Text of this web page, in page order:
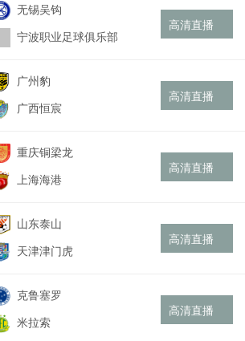
无锡吴钩
宁波职业足球俱乐部
高清直播
广州豹
广西恒宸
高清直播
重庆铜梁龙
上海海港
高清直播
山东泰山
天津津门虎
高清直播
克鲁塞罗
米拉索
高清直播